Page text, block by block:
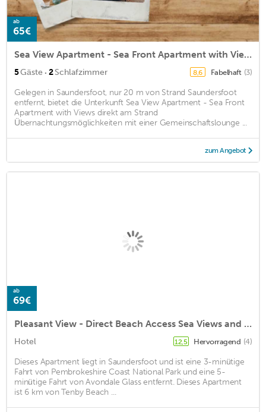
ab
65€
Sea View Apartment - Sea Front Apartment with Views
5Gäste · 2Schlafzimmer 8,6 Fabelhaft (3)
Gelegen in Saundersfoot, nur 20 m von Strand Saundersfoot
entfernt, bietet die Unterkunft Sea View Apartment - Sea Front
Apartment with Views direkt am Strand
Übernachtungsmöglichkeiten mit einer Gemeinschaftslounge ...
zum Angebot
ab
69€
Pleasant View - Direct Beach Access Sea Views and Parking
Hotel 12,5 Hervorragend (4)
Dieses Apartment liegt in Saundersfoot und ist eine 3-minütige
Fahrt von Pembrokeshire Coast National Park und eine 5-
minütige Fahrt von Avondale Glass entfernt. Dieses Apartment
ist 6 km von Tenby Beach ...